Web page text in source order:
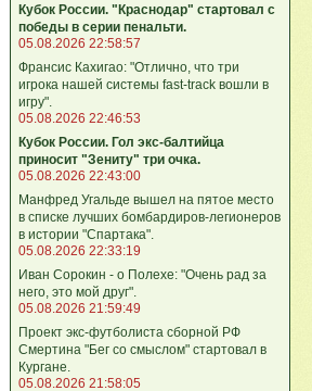
Кубок России. "Краснодар" стартовал с
победы в серии пенальти.
05.08.2026 22:58:57
Франсис Кахигао: "Отлично, что три
игрока нашей системы fast‑track вошли в
игру".
05.08.2026 22:46:53
Кубок России. Гол экс-балтийца
приносит "Зениту" три очка.
05.08.2026 22:43:00
Манфред Угальде вышел на пятое место
в списке лучших бомбардиров-легионеров
в истории "Спартака".
05.08.2026 22:33:19
Иван Сорокин - о Полехе: "Очень рад за
него, это мой друг".
05.08.2026 21:59:49
Проект экс-футболиста сборной РФ
Смертина "Бег со смыслом" стартовал в
Кургане.
05.08.2026 21:58:05